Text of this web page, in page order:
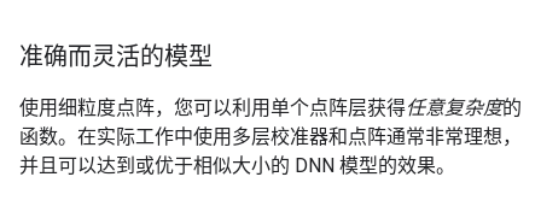
准确而灵活的模型
使用细粒度点阵，您可以利用单个点阵层获得任意复杂度的
函数。在实际工作中使用多层校准器和点阵通常非常理想，
并且可以达到或优于相似大小的 DNN 模型的效果。